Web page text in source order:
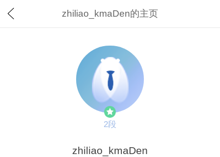
zhiliao_kmaDen的主页
2段
zhiliao_kmaDen